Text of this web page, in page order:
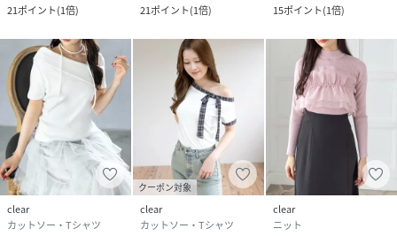
21ポイント(1倍)
21ポイント(1倍)
15ポイント(1倍)
clear
カットソー・Tシャツ
クーポン対象
clear
カットソー・Tシャツ
clear
ニット